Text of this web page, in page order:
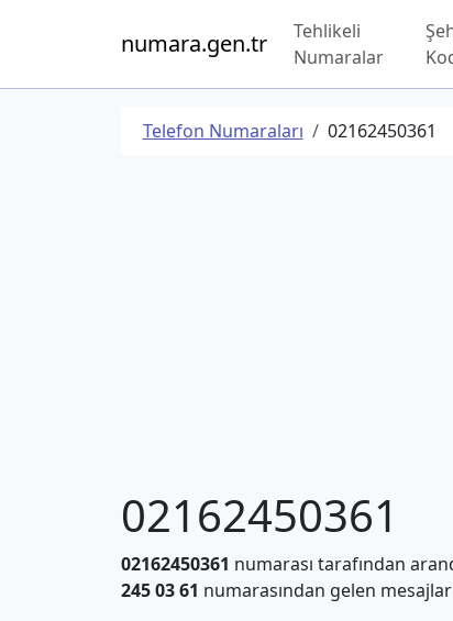
numara.gen.tr
Tehlikeli
Numaralar
Telefon Numaraları 02162450361
02162450361
02162450361 numarası tarafından
245 03 61 numarasından gelen mesajlar